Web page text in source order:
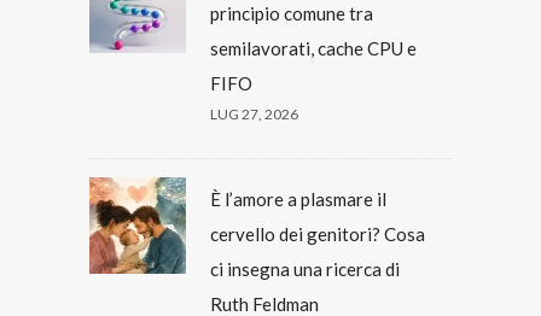
principio comune tra
semilavorati, cache CPU e
FIFO
LUG 27, 2026
È l’amore a plasmare il
cervello dei genitori? Cosa
ci insegna una ricerca di
Ruth Feldman